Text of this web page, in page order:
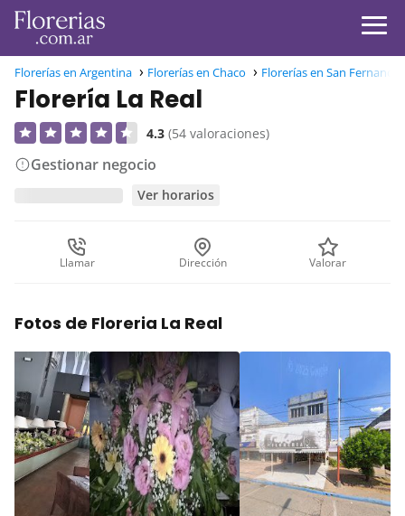
Florerías en Argentina Florerías en Chaco Florerías en San
Florería La Real
4.3 (54 valoraciones)
Gestionar negocio
Ver horarios
Llamar Dirección Valorar
Fotos de Floreria La Real